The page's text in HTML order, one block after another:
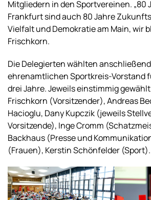
Mitgliedern in den Sportvereinen. „80
Frankfurt sind auch 80 Jahre
Vielfalt und Demokratie am Main, wir
Frischkorn.
Die Delegierten wählten
ehrenamtlichen Sportkreis-Vorstand
drei Jahre. Jeweils einstimmig
Frischkorn (Vorsitzender), Andreas
Hacioglu, Dany Kupczik (jeweils
Vorsitzende), Inge Cromm
Backhaus (Presse und
(Frauen), Kerstin Schönfelder (Sport).